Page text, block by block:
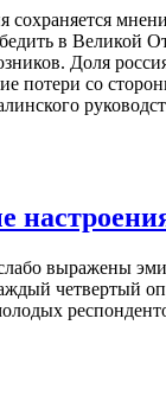
сохраняется
в Великой
Доля
потери со
выражены
четвертый